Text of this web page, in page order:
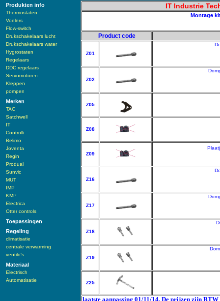
Produkten info
Thermostaten
Voelers
Flow-switch
Drukschakelaars lucht
Drukschakelaars water
Hygrostaten
Regelaars
DDC regelaars
Servomotoren
Kleppen
pompen
Merken
TAC
Satchwell
IT
Controlli
Belimo
Joventa
Regin
Produal
Sunvic
MUT
IMP
KMP
Electrica
Otter controls
Toepassingen
Regeling
climatisatie
centrale verwarming
ventilo's
Materiaal
Electrisch
Automatisatie
IT Industrie
Montage
Product code
Z01
Z02
Z05
Z08
Z09
Z16
Z17
Z18
Z19
Z25
laatste aanpassing 01/11/14. De prijzen zijn